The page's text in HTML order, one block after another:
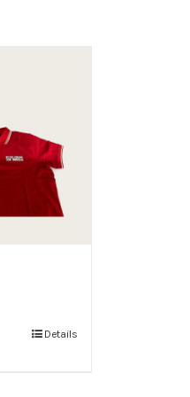
Details